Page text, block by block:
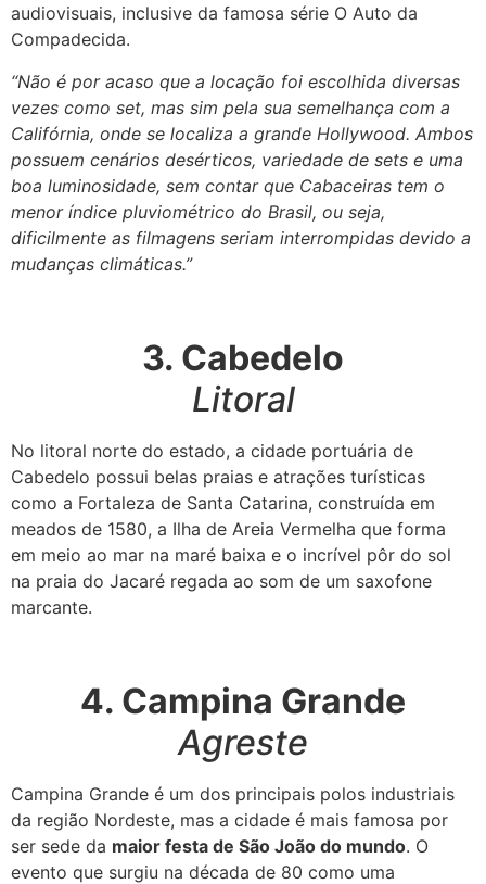
audiovisuais, inclusive da famosa série O Auto da
Compadecida.
“Não é por acaso que a locação foi escolhida diversas
vezes como set, mas sim pela sua semelhança com a
Califórnia, onde se localiza a grande Hollywood. Ambos
possuem cenários desérticos, variedade de sets e uma
boa luminosidade, sem contar que Cabaceiras tem o
menor índice pluviométrico do Brasil, ou seja,
dificilmente as filmagens seriam interrompidas devido a
mudanças climáticas.”
3. Cabedelo
Litoral
No litoral norte do estado, a cidade portuária de
Cabedelo possui belas praias e atrações turísticas
como a Fortaleza de Santa Catarina, construída em
meados de 1580, a Ilha de Areia Vermelha que forma
em meio ao mar na maré baixa e o incrível pôr do sol
na praia do Jacaré regada ao som de um saxofone
marcante.
4. Campina Grande
Agreste
Campina Grande é um dos principais polos industriais
da região Nordeste, mas a cidade é mais famosa por
ser sede da maior festa de São João do mundo. O
evento que surgiu na década de 80 como uma